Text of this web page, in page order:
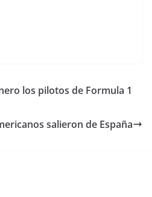
los pilotos de Formula 1
salieron de España